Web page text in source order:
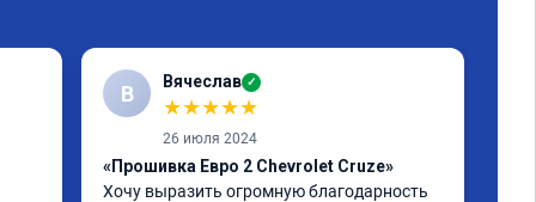
В Вячеслав ✓
★★★★★
26 июля 2024
«Прошивка Евро 2 Chevrolet Cruze»
Хочу выразить огромную благодарность